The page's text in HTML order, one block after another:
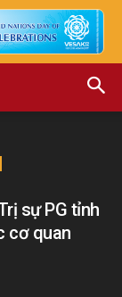
sự PG tỉnh
cơ quan